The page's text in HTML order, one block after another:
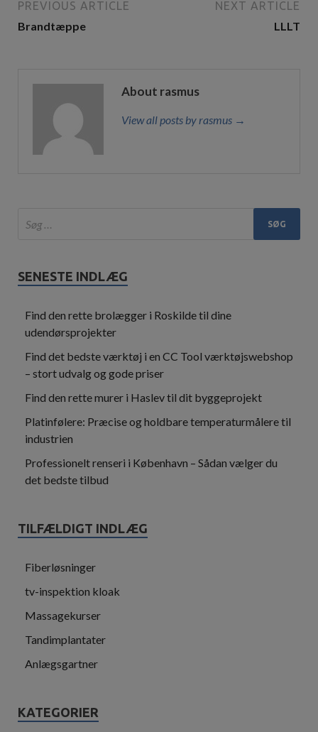
PREVIOUS ARTICLE
Brandtæppe
NEXT ARTICLE
LLLT
About rasmus
View all posts by rasmus →
SENESTE INDLÆG
Find den rette brolægger i Roskilde til dine
udendørsprojekter
Find det bedste værktøj i en CC Tool værktøjswebshop
– stort udvalg og gode priser
Find den rette murer i Haslev til dit byggeprojekt
Platinfølere: Præcise og holdbare temperaturmålere til
industrien
Professionelt renseri i København – Sådan vælger du
det bedste tilbud
TILFÆLDIGT INDLÆG
Fiberløsninger
tv-inspektion kloak
Massagekurser
Tandimplantater
Anlægsgartner
KATEGORIER